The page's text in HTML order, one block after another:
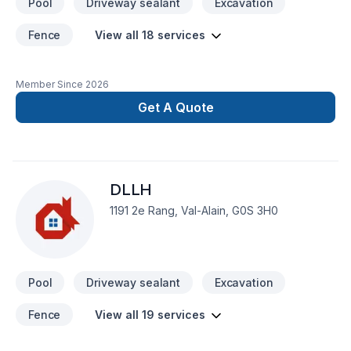
Pool Driveway sealant Excavation
Fence View all 18 services
Member Since 2026
Get A Quote
DLLH
1191 2e Rang, Val-Alain, G0S 3H0
Pool Driveway sealant Excavation
Fence View all 19 services